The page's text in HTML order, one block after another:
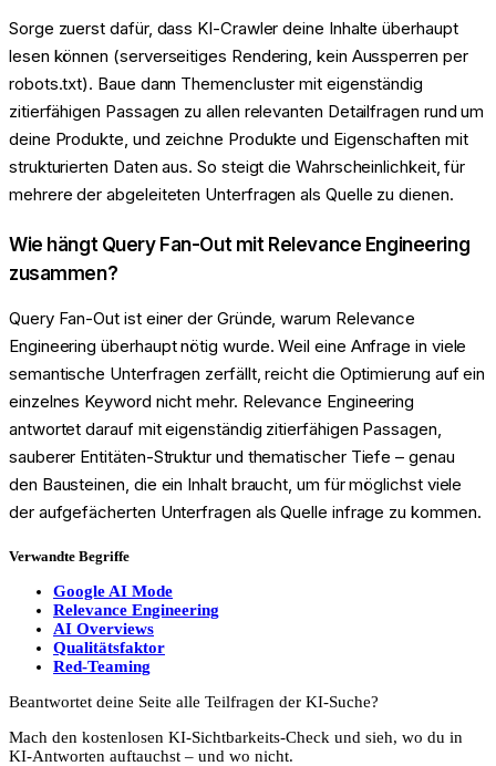
Sorge zuerst dafür, dass KI-Crawler deine Inhalte überhaupt
lesen können (serverseitiges Rendering, kein Aussperren per
robots.txt). Baue dann Themencluster mit eigenständig
zitierfähigen Passagen zu allen relevanten Detailfragen rund um
deine Produkte, und zeichne Produkte und Eigenschaften mit
strukturierten Daten aus. So steigt die Wahrscheinlichkeit, für
mehrere der abgeleiteten Unterfragen als Quelle zu dienen.
Wie hängt Query Fan-Out mit Relevance Engineering
zusammen?
Query Fan-Out ist einer der Gründe, warum Relevance
Engineering überhaupt nötig wurde. Weil eine Anfrage in viele
semantische Unterfragen zerfällt, reicht die Optimierung auf ein
einzelnes Keyword nicht mehr. Relevance Engineering
antwortet darauf mit eigenständig zitierfähigen Passagen,
sauberer Entitäten-Struktur und thematischer Tiefe – genau
den Bausteinen, die ein Inhalt braucht, um für möglichst viele
der aufgefächerten Unterfragen als Quelle infrage zu kommen.
Verwandte Begriffe
Google AI Mode
Relevance Engineering
AI Overviews
Qualitätsfaktor
Red-Teaming
Beantwortet deine Seite alle Teilfragen der KI-Suche?
Mach den kostenlosen KI-Sichtbarkeits-Check und sieh, wo du in
KI-Antworten auftauchst – und wo nicht.